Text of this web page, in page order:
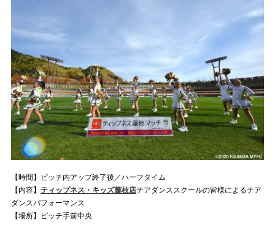
【時間】ピッチ内アップ終了後／ハーフタイム
【内容】 ティップネス・キッズ藤枝店チアダンススクールの皆様によるチア
ダンスパフォーマンス
【場所】ピッチ手前中央